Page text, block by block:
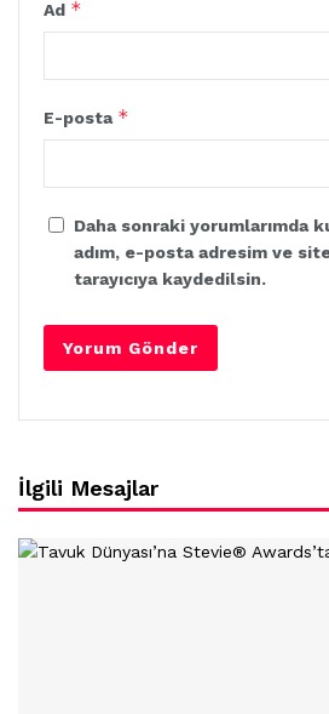
Ad *
E-posta *
Daha sonraki yorumlarımda
adım, e-posta adresim ve
tarayıcıya kaydedilsin.
İlgili Mesajlar